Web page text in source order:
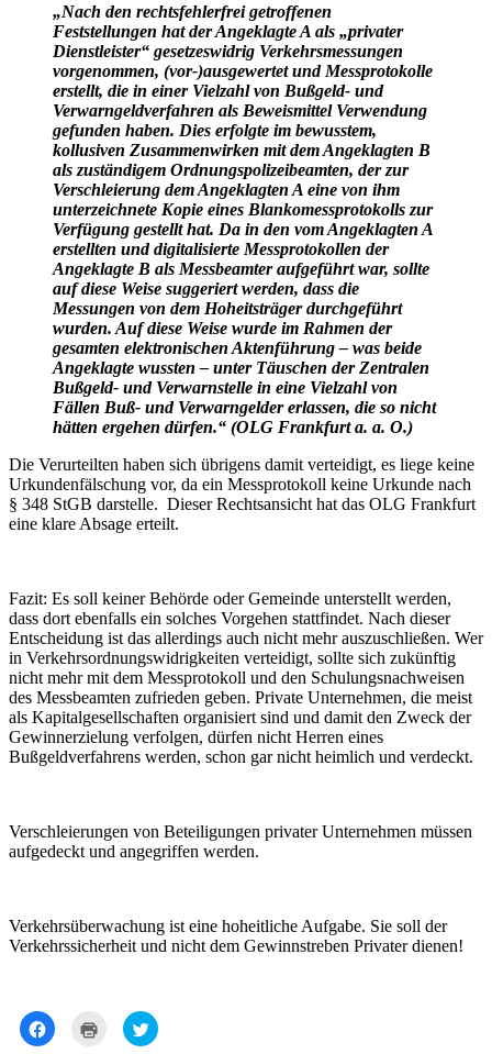
„Nach den rechtsfehlerfrei getroffenen
Feststellungen hat der Angeklagte A als „privater
Dienstleister“ gesetzeswidrig Verkehrsmessungen
vorgenommen, (vor-)ausgewertet und Messprotokolle
erstellt, die in einer Vielzahl von Bußgeld- und
Verwarngeldverfahren als Beweismittel Verwendung
gefunden haben. Dies erfolgte im bewusstem,
kollusiven Zusammenwirken mit dem Angeklagten B
als zuständigem Ordnungspolizeibeamten, der zur
Verschleierung dem Angeklagten A eine von ihm
unterzeichnete Kopie eines Blankomessprotokolls zur
Verfügung gestellt hat. Da in den vom Angeklagten A
erstellten und digitalisierte Messprotokollen der
Angeklagte B als Messbeamter aufgeführt war, sollte
auf diese Weise suggeriert werden, dass die
Messungen von dem Hoheitsträger durchgeführt
wurden. Auf diese Weise wurde im Rahmen der
gesamten elektronischen Aktenführung – was beide
Angeklagte wussten – unter Täuschen der Zentralen
Bußgeld- und Verwarnstelle in eine Vielzahl von
Fällen Buß- und Verwarngelder erlassen, die so nicht
hätten ergehen dürfen.“ (OLG Frankfurt a. a. O.)
Die Verurteilten haben sich übrigens damit verteidigt, es liege keine
Urkundenfälschung vor, da ein Messprotokoll keine Urkunde nach
§ 348 StGB darstelle. Dieser Rechtsansicht hat das OLG Frankfurt
eine klare Absage erteilt.
Fazit: Es soll keiner Behörde oder Gemeinde unterstellt werden,
dass dort ebenfalls ein solches Vorgehen stattfindet. Nach dieser
Entscheidung ist das allerdings auch nicht mehr auszuschließen. Wer
in Verkehrsordnungswidrigkeiten verteidigt, sollte sich zukünftig
nicht mehr mit dem Messprotokoll und den Schulungsnachweisen
des Messbeamten zufrieden geben. Private Unternehmen, die meist
als Kapitalgesellschaften organisiert sind und damit den Zweck der
Gewinnerzielung verfolgen, dürfen nicht Herren eines
Bußgeldverfahrens werden, schon gar nicht heimlich und verdeckt.
Verschleierungen von Beteiligungen privater Unternehmen müssen
aufgedeckt und angegriffen werden.
Verkehrsüberwachung ist eine hoheitliche Aufgabe. Sie soll der
Verkehrssicherheit und nicht dem Gewinnstreben Privater dienen!
Klick,
um
Klicken
zum
Klick,
um